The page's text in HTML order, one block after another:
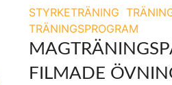
STYRKETRÄNING
TRÄNINGSPROGRAM
FILMADE